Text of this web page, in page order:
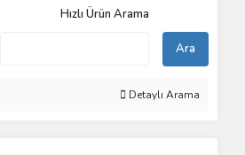
Hızlı Ürün Arama
Ara
Detaylı Arama